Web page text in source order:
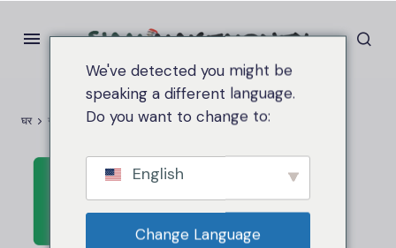
घर गूगल शीट
We've detected you might be
speaking a different language.
Do you want to change to:
English
Change Language